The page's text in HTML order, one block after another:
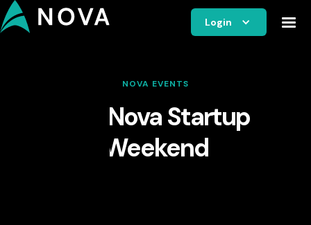
Login
NOVA EVENTS
The Nova Startup
Weekend